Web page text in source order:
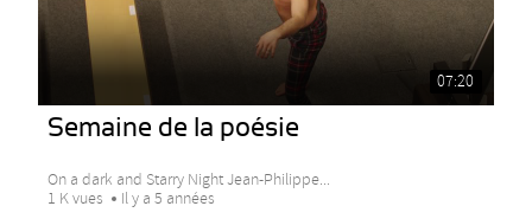
07:20
Semaine de la poésie
On a dark and Starry Night Jean-Philippe...
1 K vues
Il y a 5 années